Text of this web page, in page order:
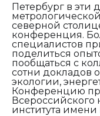
Петербург в эти
северной
конференция.
специалистов
поделиться
пообщаться с
сотни докладов
экологии,
Конференцию
Всероссийского
института